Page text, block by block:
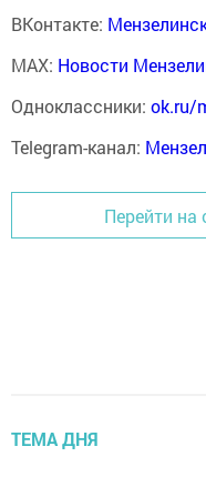
ВКонтакте:
MAX: Новости
Одноклассники: ok.ru/
Telegram-канал:
Перейти на
ТЕМА ДНЯ